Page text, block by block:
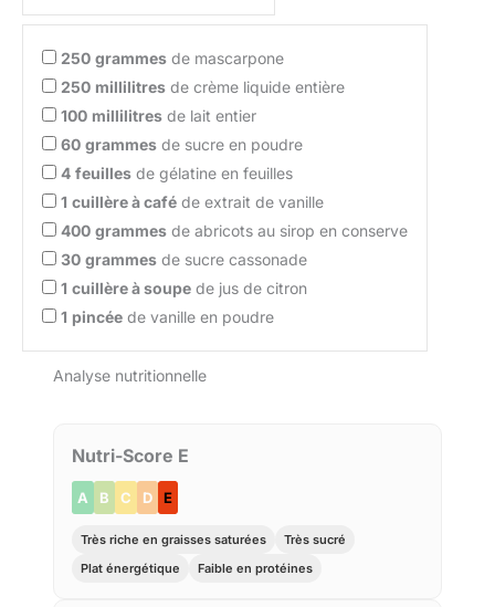
250 grammes de mascarpone
250 millilitres de crème liquide entière
100 millilitres de lait entier
60 grammes de sucre en poudre
4 feuilles de gélatine en feuilles
1 cuillère à café de extrait de vanille
400 grammes de abricots au sirop en conserve
30 grammes de sucre cassonade
1 cuillère à soupe de jus de citron
1 pincée de vanille en poudre
Analyse nutritionnelle
Nutri-Score E
A B C D E
Très riche en graisses saturées
Très sucré
Plat énergétique
Faible en protéines